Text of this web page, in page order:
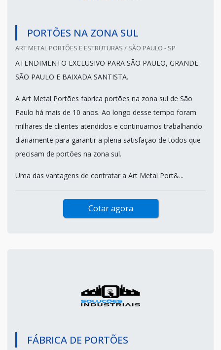
PORTÕES NA ZONA SUL
ART METAL PORTÕES E ESTRUTURAS / SÃO PAULO - SP
ATENDIMENTO EXCLUSIVO PARA SÃO PAULO, GRANDE
SÃO PAULO E BAIXADA SANTISTA.
A Art Metal Portões fabrica portões na zona sul de São
Paulo há mais de 10 anos. Ao longo desse tempo foram
milhares de clientes atendidos e continuamos trabalhando
diariamente para garantir a plena satisfação de todos que
precisam de portões na zona sul.
Uma das vantagens de contratar a Art Metal Port&...
Cotar agora
FÁBRICA DE PORTÕES